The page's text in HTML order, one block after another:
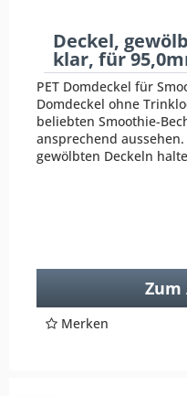
Deckel,
klar, für
PET Domdeckel für
Domdeckel ohne
beliebten Smoothie-
ansprechend
gewölbten Deckeln
Merken